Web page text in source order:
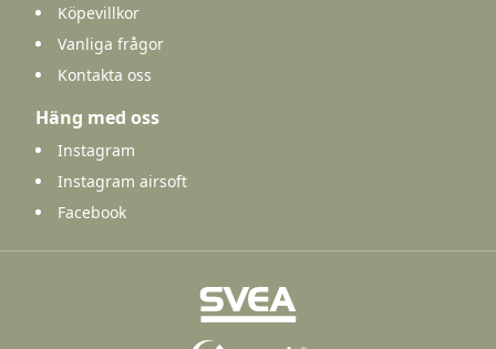
Köpevillkor
Vanliga frågor
Kontakta oss
Häng med oss
Instagram
Instagram airsoft
Facebook